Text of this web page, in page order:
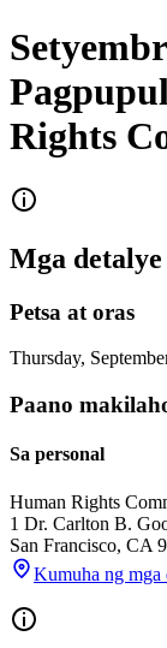
Rights
Mga
Petsa at oras
Thursday,
Paano
Sa personal
Human Rights
1 Dr. Carlton B.
San Francisco, CA
Kumuha ng mga